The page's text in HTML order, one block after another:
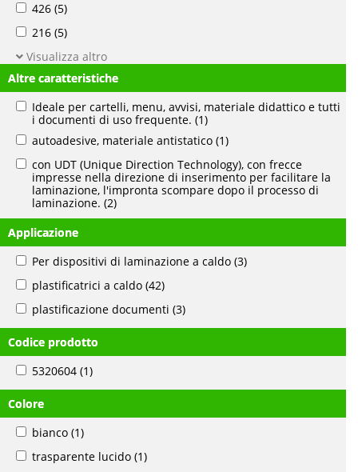
426 (5)
216 (5)
Visualizza altro
Altre caratteristiche
Ideale per cartelli, menu, avvisi, materiale didattico e tutti
i documenti di uso frequente. (1)
autoadesive, materiale antistatico (1)
con UDT (Unique Direction Technology), con frecce
impresse nella direzione di inserimento per facilitare la
laminazione, l'impronta scompare dopo il processo di
laminazione. (2)
Applicazione
Per dispositivi di laminazione a caldo (3)
plastificatrici a caldo (42)
plastificazione documenti (3)
Codice prodotto
5320604 (1)
Colore
bianco (1)
trasparente lucido (1)